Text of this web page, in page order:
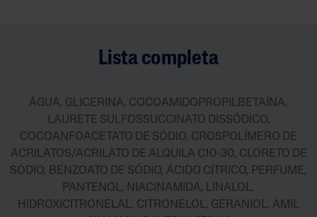
Lista completa
ÁGUA, GLICERINA, COCOAMIDOPROPILBETAÍNA,
LAURETE SULFOSSUCCINATO DISSÓDICO,
COCOANFOACETATO DE SÓDIO, CROSPOLÍMERO DE
ACRILATOS/ACRILATO DE ALQUILA C10-30, CLORETO DE
SÓDIO, BENZOATO DE SÓDIO, ÁCIDO CÍTRICO, PERFUME,
PANTENOL, NIACINAMIDA, LINALOL,
HIDROXICITRONELAL, CITRONELOL, GERANIOL, AMIL